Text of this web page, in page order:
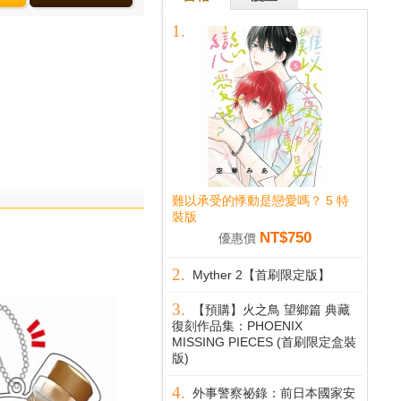
難以承受的悸動是戀愛嗎？ 5 特
裝版
優惠價 NT$750
Myther 2【首刷限定版】
【預購】火之鳥 望鄉篇 典藏
復刻作品集：PHOENIX
MISSING PIECES (首刷限定盒裝
版)
外事警察祕錄：前日本國家安